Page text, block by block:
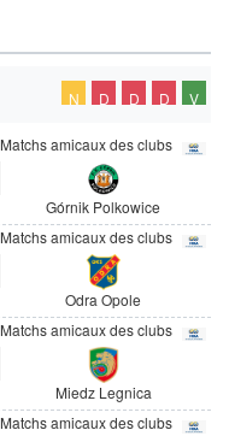
N D D D V
Matchs amicaux des clubs
Górnik Polkowice
Matchs amicaux des clubs
Odra Opole
Matchs amicaux des clubs
Miedz Legnica
Matchs amicaux des clubs